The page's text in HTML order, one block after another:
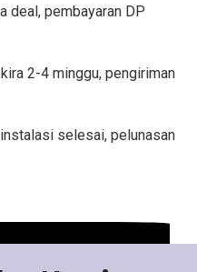
deal, pembayaran DP
2-4 minggu, pengiriman
selesai, pelunasan